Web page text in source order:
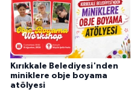
Kırıkkale Belediyesi'nden
miniklere obje boyama
atölyesi